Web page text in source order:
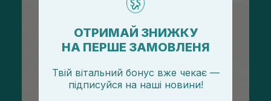
ОТРИМАЙ ЗНИЖКУ
НА ПЕРШЕ ЗАМОВЛЕНЯ
Твій вітальний бонус вже чекає —
підписуйся на наші новини!